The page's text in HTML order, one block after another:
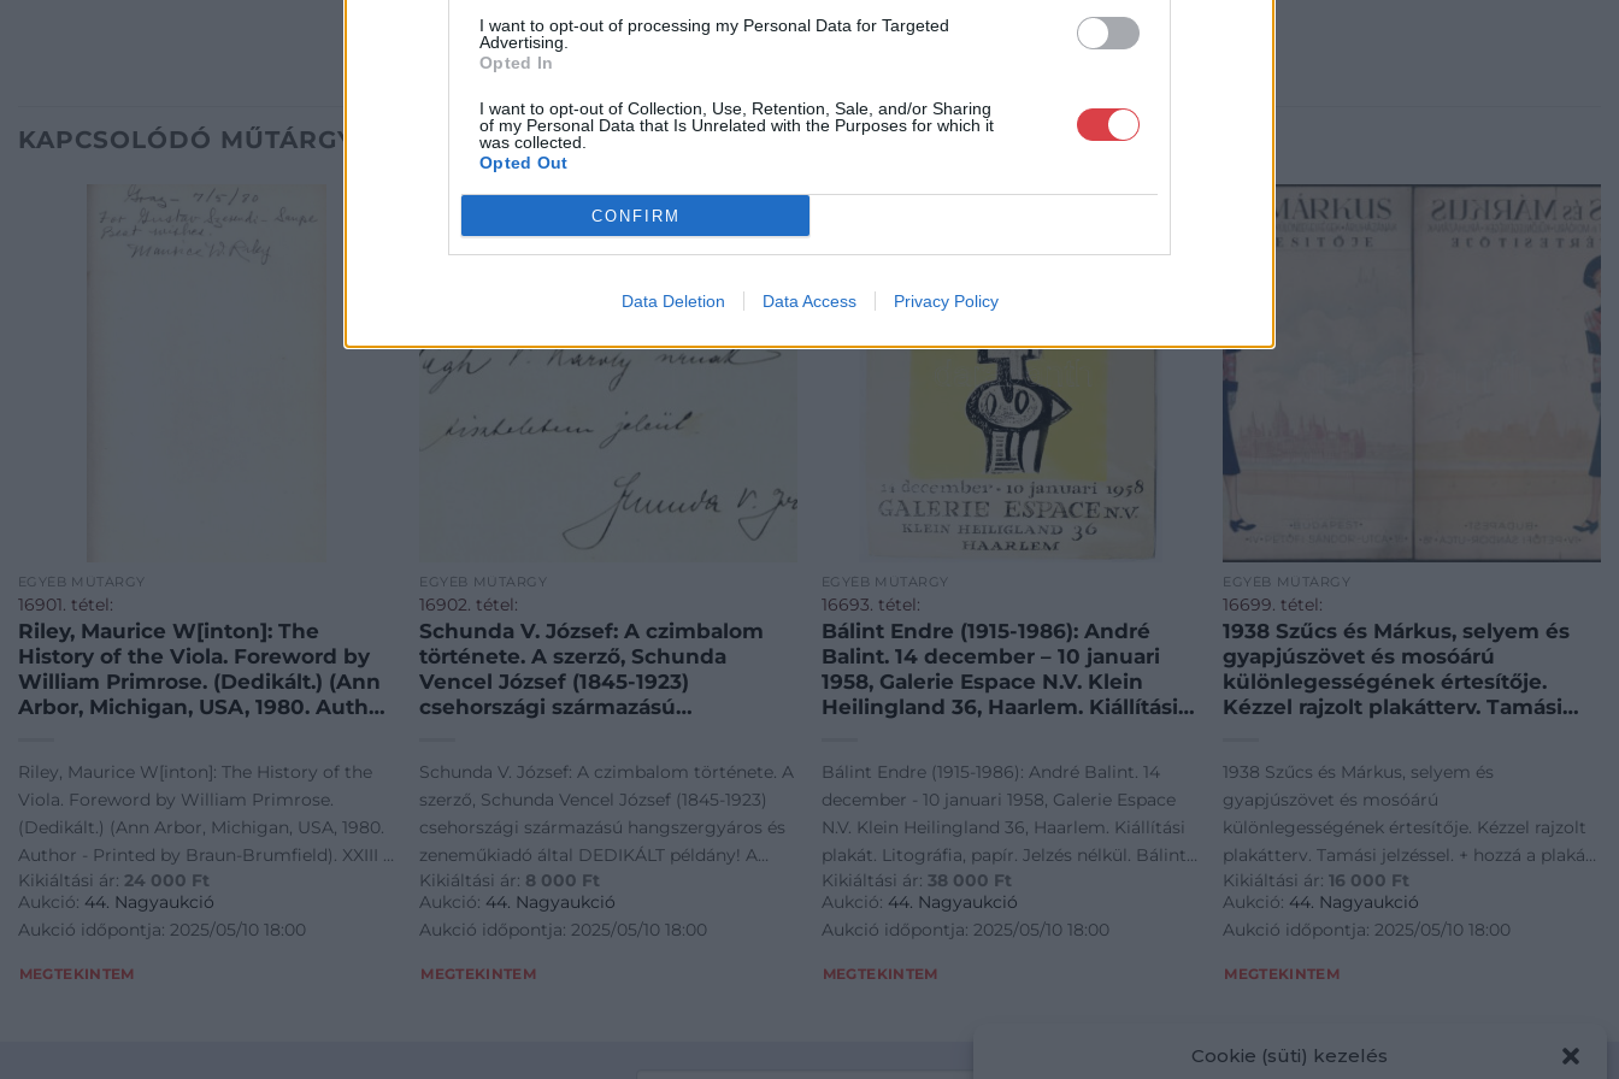
I want to opt-out of processing my Personal Data for Targeted
Advertising.
Opted In
I want to opt-out of Collection, Use, Retention, Sale, and/or Sharing
of my Personal Data that Is Unrelated with the Purposes for which it
was collected.
Opted Out
CONFIRM
Data Deletion Data Access Privacy Policy
Cookie (süti) kezelés
KAPCSOLÓDÓ MŰTÁRGYAK
EGYÉB MŰTÁRGY
16901. tétel:
Riley, Maurice W[inton]: The
History of the Viola. Foreword by
William Primrose. (Dedikált.) (Ann
Arbor, Michigan, USA, 1980. Author
Dedikált: „For Gustav Szerendi-
Saupe. Best Wishes: Maurice Riley.
Graz 7/5/80.” Maurice Winton Riley
(1911-1988) amerikai zenetörténész,
zenepedagógus, az American Viola
Society elnöke. Oldalszámozáson
belül gazdag hangszertörténeti
Szeredi-Saupe Gusztáv (1909-1988)
Riley, Maurice W[inton]: The History of the
Viola. Foreword by William Primrose.
(Dedikált.) (Ann Arbor, Michigan, USA, 1980.
Author - Printed by Braun-Brumfield). XXIII +
[1] + 396 p. Első kiadás. Dedikált: "For Gustav
Szerendi-Saupe. Best Wishes: Maurice Riley.
Graz 7/5/80." Maurice Winton Riley (1911-
1988) amerikai zenetörténész,
Kikiáltási ár: 24 000 Ft
Aukció: 44. Nagyaukció
Aukció időpontja: 2025/05/10 18:00
MEGTEKINTEM
EGYÉB MŰTÁRGY
16902. tétel:
Schunda V. József: A czimbalom
története. A szerző, Schunda
Vencel József (1845-1923)
csehországi származású
ik czimbalom elkészültének
jubileuma alkalmából írta: – –
hangyszergyáros cs. és kir. udvari
szóllító a pedálczimbalom
feltalálója. Bp., 1907., Buschmann
F., 1 (Schunda V. József portréja)
t.+136 p.+3 (kétoldalas képtáblák) t.
kötés,
Schunda V. József: A czimbalom története. A
szerző, Schunda Vencel József (1845-1923)
csehországi származású hangszergyáros és
zeneműkiadó által DEDIKÁLT példány! A
10.000-ik czimbalom elkészültének
jubileuma alkalmából írta: - -
hangyszergyáros cs. és kir. udvari szóllító a
pedálczimbalom feltalálója. Bp., 1907.,
Kikiáltási ár: 8 000 Ft
Aukció: 44. Nagyaukció
Aukció időpontja: 2025/05/10 18:00
MEGTEKINTEM
EGYÉB MŰTÁRGY
16693. tétel:
Bálint Endre (1915-1986): André
Balint. 14 december – 10 januari
1958, Galerie Espace N.V. Klein
Heilingland 36, Haarlem. Kiállítási
rendezett hollandiai egyéni
kiállításának plakátja, saját
illusztrációjával. Lapszéli apró
sérülésekkel és javított
szakadásokkal. 59,5×46 cm.
Bálint Endre (1915-1986): André Balint. 14
december - 10 januari 1958, Galerie Espace
N.V. Klein Heilingland 36, Haarlem. Kiállítási
plakát. Litográfia, papír. Jelzés nélkül. Bálint
Endre 1958-ban rendezett hollandiai egyéni
kiállításának plakátja, saját illusztrációjával.
Lapszéli apró sérülésekkel és javított
szakadásokkal. 59,5×46 cm. Ritka!
Kikiáltási ár: 38 000 Ft
Aukció: 44. Nagyaukció
Aukció időpontja: 2025/05/10 18:00
MEGTEKINTEM
EGYÉB MŰTÁRGY
16699. tétel:
1938 Szűcs és Márkus, selyem és
gyapjúszövet és mosóárú
különlegességének értesítője.
Kézzel rajzolt plakátterv. Tamási
jóváhagyó aláírásával 20×27 cm
1938 Szűcs és Márkus, selyem és
gyapjúszövet és mosóárú
különlegességének értesítője. Kézzel rajzolt
plakátterv. Tamási jelzéssel. + hozzá a plakát
negatív nyomata, a cégtulaj, Márkus
jóváhagyó aláírásával 20x27 cm
Kikiáltási ár:16 000 Ft
Aukció: 44. Nagyaukció
Aukció időpontja: 2025/05/10 18:00
MEGTEKINTEM